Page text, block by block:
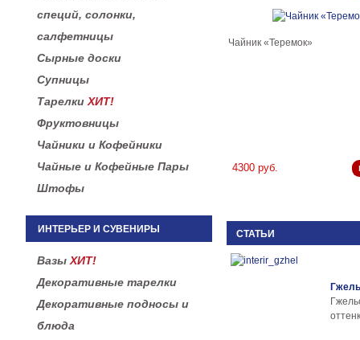
специй, солонки,
салфетницы
Сырные доски
Супницы
Тарелки ХИТ!
Фруктовницы
Чайники и Кофейники
Чайные и Кофейные Пары
Штофы
ИНТЕРЬЕР И СУВЕНИРЫ
Вазы ХИТ!
Декоративные тарелки
Декоративные подносы и
блюда
Чайник «Теремок»
4300 руб.
СТАТЬИ